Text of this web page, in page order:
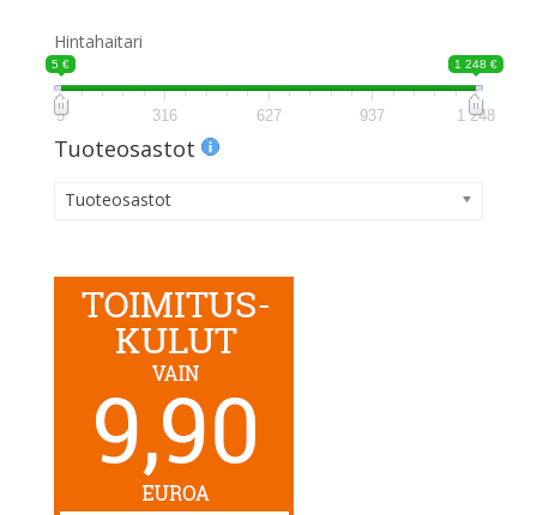
Hintahaitari
5 € 1 248 €
5 316 627 937 1 248
Tuoteosastot
Tuoteosastot